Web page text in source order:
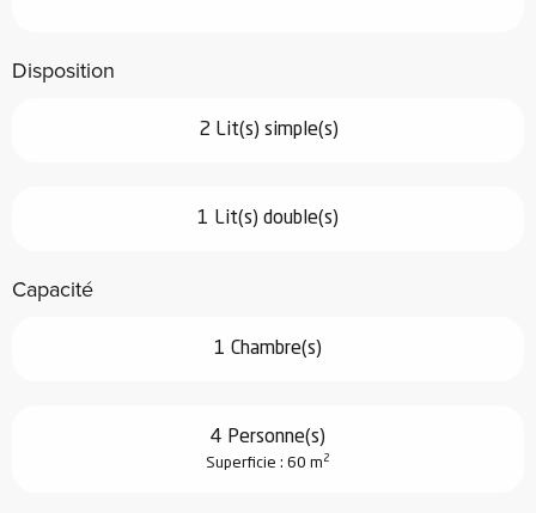
Disposition
2 Lit(s) simple(s)
1 Lit(s) double(s)
Capacité
1 Chambre(s)
4 Personne(s)
Superficie : 60 m 2